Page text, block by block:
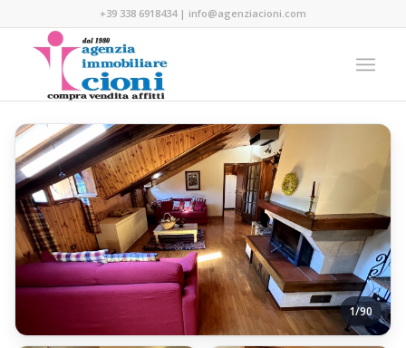
+39 338 6918434| info@agenziacioni.com
1/90